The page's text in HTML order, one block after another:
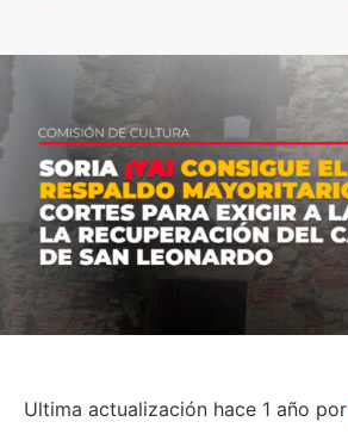
Ultima actualización hace 1 año por